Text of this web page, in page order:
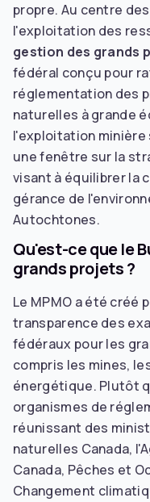
propre. Au centre
l'exploitation des
gestion des grands
fédéral conçu pour
réglementation des
naturelles à grande
l'exploitation minière
une fenêtre sur la
visant à équilibrer la
gérance de
Autochtones.
Qu'est-ce que le
grands projets ?
Le MPMO a été
transparence des
fédéraux pour les
compris les mines,
énergétique. Plutôt
organismes de
réunissant des
naturelles Canada,
Canada, Pêches et
Changement